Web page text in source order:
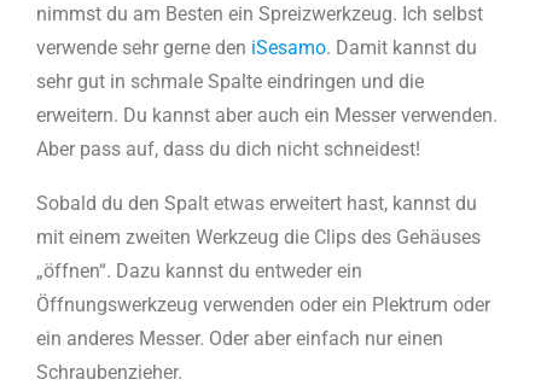
nimmst du am Besten ein Spreizwerkzeug. Ich selbst
verwende sehr gerne den iSesamo. Damit kannst du
sehr gut in schmale Spalte eindringen und die
erweitern. Du kannst aber auch ein Messer verwenden.
Aber pass auf, dass du dich nicht schneidest!
Sobald du den Spalt etwas erweitert hast, kannst du
mit einem zweiten Werkzeug die Clips des Gehäuses
„öffnen“. Dazu kannst du entweder ein
Öffnungswerkzeug verwenden oder ein Plektrum oder
ein anderes Messer. Oder aber einfach nur einen
Schraubenzieher.